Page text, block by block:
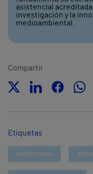
asistencial
investigación y la
medioambiental.
Compartir
Etiquetas
#enfermería